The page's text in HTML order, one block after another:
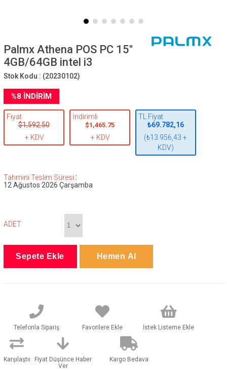
Palmx Athena POS PC 15''
4GB/64GB intel i3
Stok Kodu : (20230102)
%8 İNDIRIM
Fiyat
$1,592.50
+ KDV
İndirimli
$1,465.75
+ KDV
TL Fiyat
₺69.782,16
(₺13.956,43 +
KDV)
Tahmini Teslim Süresi :
12 Ağustos 2026 Çarşamba
ADET
Telefonla Sipariş Favorilere Ekle İstek Listeme Ekle
Karşılaştır
Fiyat Düşünce Haber
Ver
Kargo Bedava